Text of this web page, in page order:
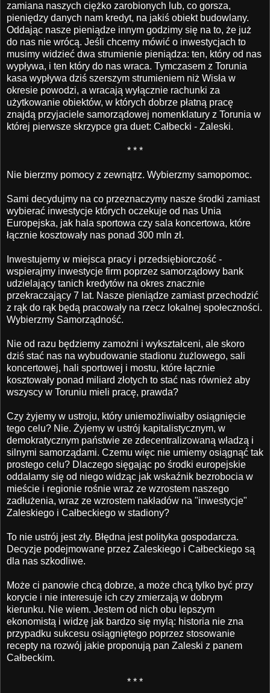
zamiana naszych ciężko zarobionych lub, co gorsza,
pieniędzy danych nam kredyt, na jakiś obiekt budowlany.
Oddając nasze pieniądze innym godzimy się na to, że już
do nas nie wrócą. Jeśli chcemy mówić o inwestycjach to
musimy widzieć dwa strumienie pieniądza: ten, który od nas
wypływa, i ten który do nas wraca. Tymczasem z Torunia
kasa wypływa dziś szerszym strumieniem niż Wisła w
okresie powodzi, a wracają wyłącznie rachunki za
użytkowanie obiektów, w których dobrze płatną pracę
znajdą przyjaciele samorządowej nomenklatury z Torunia w
której pierwsze skrzypce gra duet: Całbecki - Zaleski.
* * *
Nie bierzmy pomocy z zewnątrz. Wybierzmy samopomoc.
Sami decydujmy na co przeznaczymy nasze środki zamiast
wybierać inwestycje których oczekuje od nas Unia
Europejska, jak hala sportowa czy sala koncertowa, które
łącznie kosztowały nas ponad 300 mln zł.
Inwestujemy w miejsca pracy i przedsiębiorczość -
wspierajmy inwestycje firm poprzez samorządowy bank
udzielający tanich kredytów na okres znacznie
przekraczający 7 lat. Nasze pieniądze zamiast przechodzić
z rąk do rąk będą pracowały na rzecz lokalnej społeczności.
Wybierzmy Samorządność.
Nie od razu będziemy zamożni i wykształceni, ale skoro
dziś stać nas na wybudowanie stadionu żużlowego, sali
koncertowej, hali sportowej i mostu, które łącznie
kosztowały ponad miliard złotych to stać nas również aby
wszyscy w Toruniu mieli pracę, prawda?
Czy żyjemy w ustroju, który uniemożliwiałby osiągnięcie
tego celu? Nie. Żyjemy w ustrój kapitalistycznym, w
demokratycznym państwie ze zdecentralizowaną władzą i
silnymi samorządami. Czemu więc nie umiemy osiągnąć tak
prostego celu? Dlaczego sięgając po środki europejskie
oddalamy się od niego widząc jak wskaźnik bezrobocia w
mieście i regionie rośnie wraz ze wzrostem naszego
zadłużenia, wraz ze wzrostem nakładów na "inwestycje"
Zaleskiego i Całbeckiego w stadiony?
To nie ustrój jest zły. Błędna jest polityka gospodarcza.
Decyzje podejmowane przez Zaleskiego i Całbeckiego są
dla nas szkodliwe.
Może ci panowie chcą dobrze, a może chcą tylko być przy
korycie i nie interesuje ich czy zmierzają w dobrym
kierunku. Nie wiem. Jestem od nich obu lepszym
ekonomistą i widzę jak bardzo się mylą: historia nie zna
przypadku sukcesu osiągniętego poprzez stosowanie
recepty na rozwój jakie proponują pan Zaleski z panem
Całbeckim.
* * *